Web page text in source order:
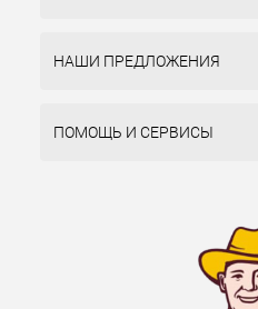
НАШИ ПРЕДЛОЖЕНИЯ
ПОМОЩЬ И СЕРВИСЫ